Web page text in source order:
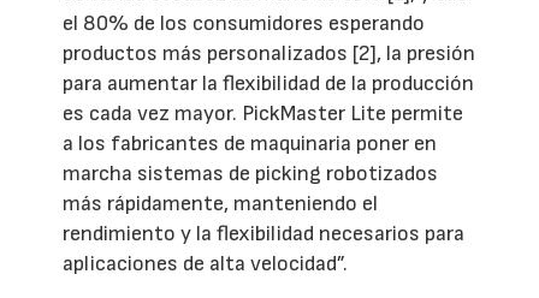
el 80% de los consumidores esperando
productos más personalizados [2], la presión
para aumentar la flexibilidad de la producción
es cada vez mayor. PickMaster Lite permite
a los fabricantes de maquinaria poner en
marcha sistemas de picking robotizados
más rápidamente, manteniendo el
rendimiento y la flexibilidad necesarios para
aplicaciones de alta velocidad”.